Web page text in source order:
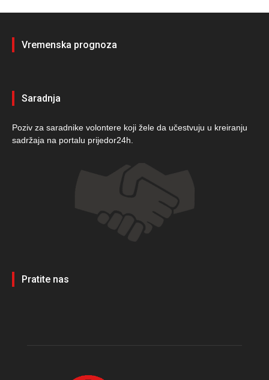
Vremenska prognoza
Saradnja
Poziv za saradnike volontere koji žele da učestvuju u kreiranju
sadržaja na portalu prijedor24h.
Pratite nas